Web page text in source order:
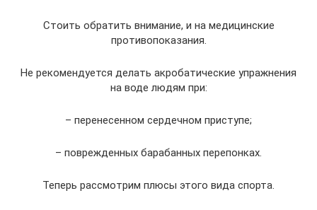
Стоить обратить внимание, и на медицинские
противопоказания.
Не рекомендуется делать акробатические упражнения
на воде людям при:
– перенесенном сердечном приступе;
– поврежденных барабанных перепонках.
Теперь рассмотрим плюсы этого вида спорта.